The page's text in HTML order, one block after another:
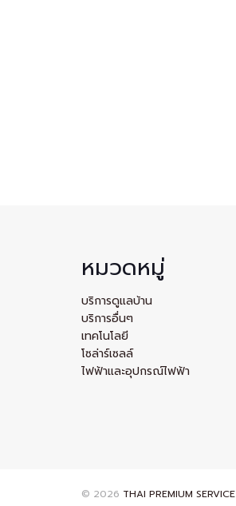
หมวดหมู่
บริการดูแลบ้าน
บริการอื่นๆ
เทคโนโลยี
โซล่าร์เซลล์
ไฟฟ้าและอุปกรณ์ไฟฟ้า
© 2026 THAI PREMIUM SERVICE